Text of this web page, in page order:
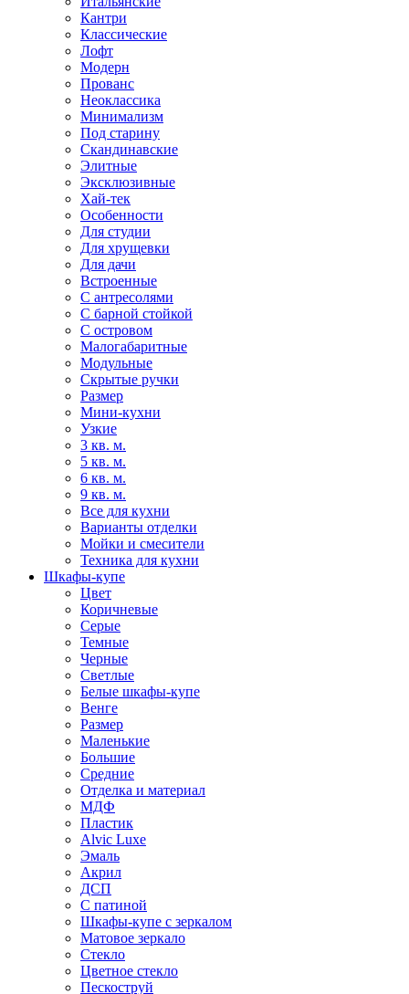
Кантри
Классические
Лофт
Модерн
Прованс
Неоклассика
Минимализм
Под старину
Скандинавские
Элитные
Эксклюзивные
Хай-тек
Особенности
Для студии
Для хрущевки
Для дачи
Встроенные
С антресолями
С барной стойкой
С островом
Малогабаритные
Модульные
Скрытые ручки
Размер
Мини-кухни
Узкие
3 кв. м.
5 кв. м.
6 кв. м.
9 кв. м.
Все для кухни
Варианты отделки
Мойки и смесители
Техника для кухни
Шкафы-купе
Цвет
Коричневые
Серые
Темные
Черные
Светлые
Белые шкафы-купе
Венге
Размер
Маленькие
Большие
Средние
Отделка и материал
МДФ
Пластик
Alvic Luxe
Эмаль
Акрил
ДСП
С патиной
Шкафы-купе с зеркалом
Матовое зеркало
Стекло
Цветное стекло
Пескоструй